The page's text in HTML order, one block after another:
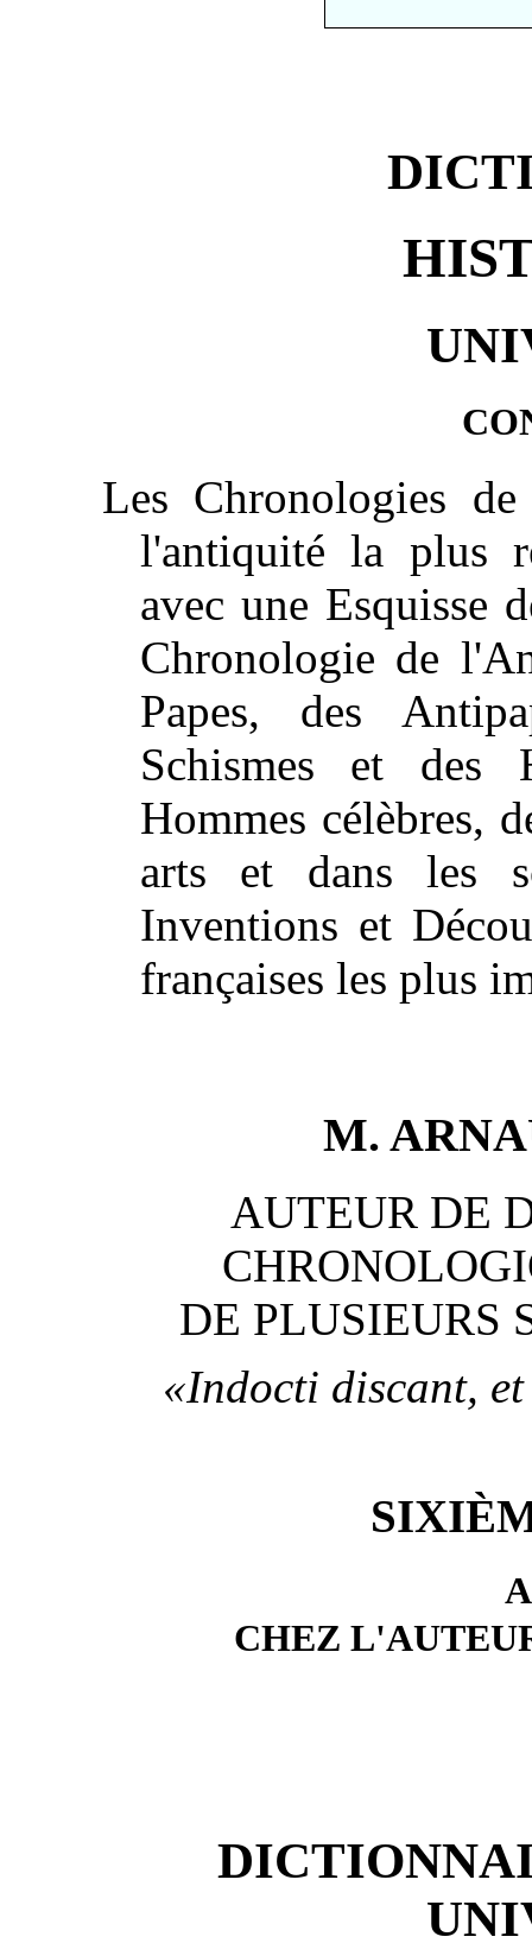
Les Chronologies
l'antiquité la plus
avec une Esquisse
Chronologie de
Papes, des
Schismes et des
Hommes célèbres,
arts et dans les
Inventions et
françaises les plus
M.
AUTEUR DE
DE PLUSIEURS
«Indocti discant,
CHEZ